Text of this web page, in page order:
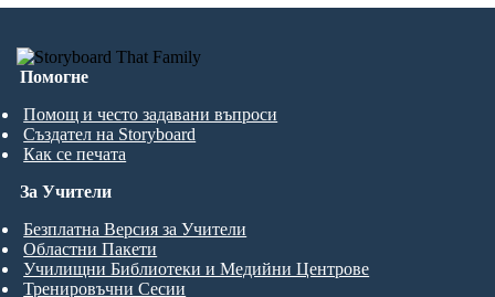
Помогне
Помощ и често задавани въпроси
Създател на Storyboard
Как се печата
За Учители
Безплатна Версия за Учители
Областни Пакети
Училищни Библиотеки и Медийни Центрове
Тренировъчни Сесии